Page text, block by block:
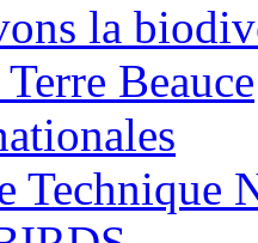
la
Beauce
Technique